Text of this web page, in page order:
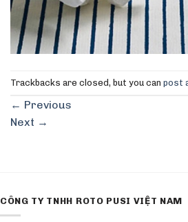
Trackbacks are closed, but you can post
← Previous
Next →
CÔNG TY TNHH ROTO PUSI VIỆT NAM